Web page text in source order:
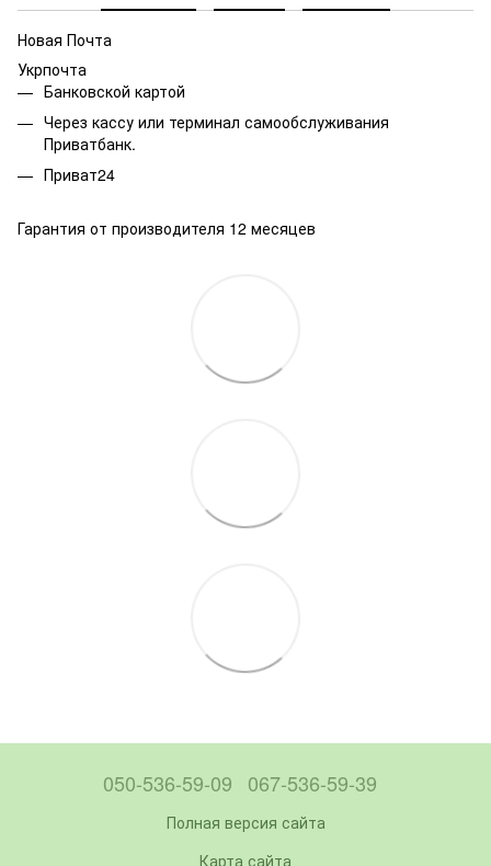
Новая Почта
Укрпочта
Банковской картой
Через кассу или терминал самообслуживания
Приватбанк.
Приват24
Гарантия от производителя 12 месяцев
050-536-59-09 067-536-59-39
Полная версия сайта
Карта сайта